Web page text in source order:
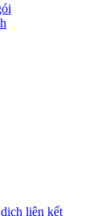
liên kết